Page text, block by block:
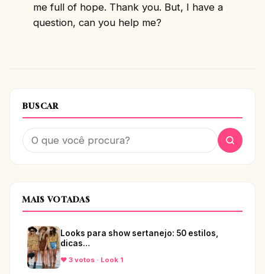
me full of hope. Thank you. But, I have a
question, can you help me?
BUSCAR
MAIS VOTADAS
Looks para show sertanejo: 50 estilos,
dicas…
♥ 3 votos · Look 1